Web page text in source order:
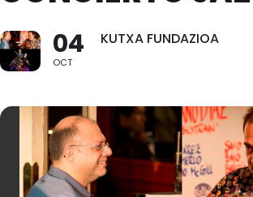
04
OCT
KUTXA FUNDAZIOA